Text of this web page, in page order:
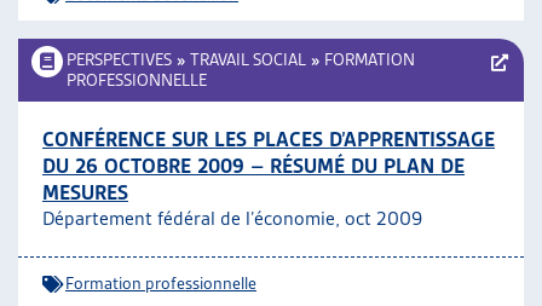
PERSPECTIVES » TRAVAIL SOCIAL » FORMATION
PROFESSIONNELLE
CONFÉRENCE SUR LES PLACES D’APPRENTISSAGE
DU 26 OCTOBRE 2009 – RÉSUMÉ DU PLAN DE
MESURES
Département fédéral de l’économie, oct 2009
Formation professionnelle